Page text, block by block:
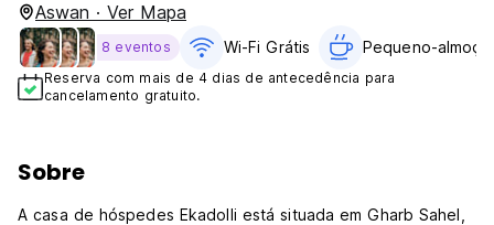
Aswan · Ver Mapa
8 eventos Wi-Fi Grátis Pequeno-
Reserva com mais de 4 dias de antecedência para
cancelamento gratuito.
Sobre
A casa de hóspedes Ekadolli está situada em Gharb Sahel,